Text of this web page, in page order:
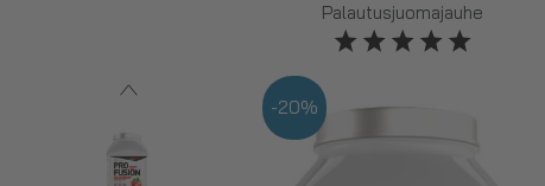
Palautusjuomajauhe
-20%